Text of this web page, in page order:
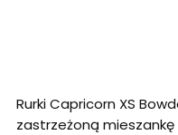
Rurki Capricorn XS
zastrzeżoną